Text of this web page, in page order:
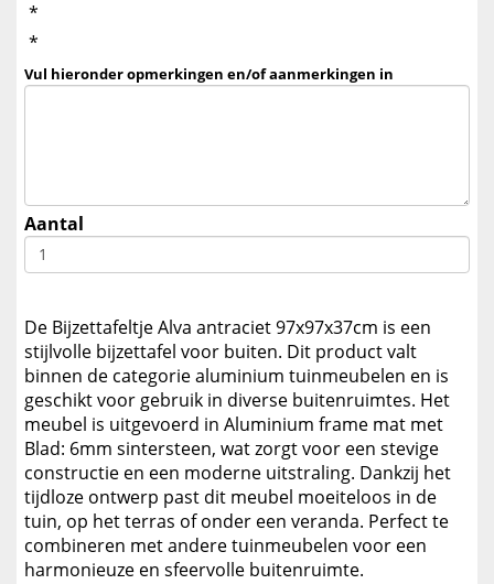
*
*
Vul hieronder opmerkingen en/of aanmerkingen in
Aantal
De Bijzettafeltje Alva antraciet 97x97x37cm is een
stijlvolle bijzettafel voor buiten. Dit product valt
binnen de categorie aluminium tuinmeubelen en is
geschikt voor gebruik in diverse buitenruimtes. Het
meubel is uitgevoerd in Aluminium frame mat met
Blad: 6mm sintersteen, wat zorgt voor een stevige
constructie en een moderne uitstraling. Dankzij het
tijdloze ontwerp past dit meubel moeiteloos in de
tuin, op het terras of onder een veranda. Perfect te
combineren met andere tuinmeubelen voor een
harmonieuze en sfeervolle buitenruimte.